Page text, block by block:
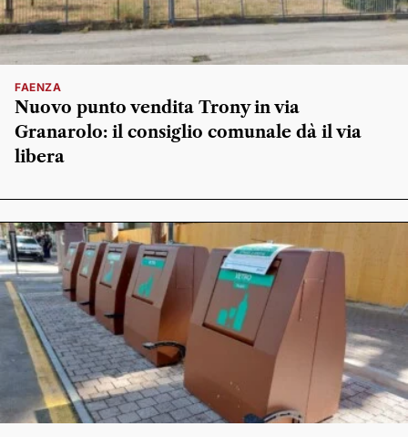
FAENZA
Nuovo punto vendita Trony in via
Granarolo: il consiglio comunale dà il via
libera